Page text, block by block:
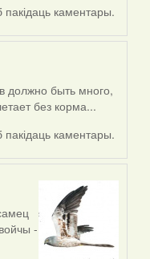
пакідаць каментары.
должно быть много,
без корма...
пакідаць каментары.
-